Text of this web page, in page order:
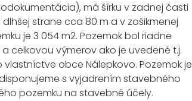
má šírku v zadnej časti
strane cca 80 m a v zošikmenej
je 3 054 m2. Pozemok bol riadne
celkovou výmerov ako je uvedené t.j.
obce Nálepkovo. Pozemok je
s vyjadrením stavebného
pozemku na stavebné účely.
PREHRAŤ VIDEO